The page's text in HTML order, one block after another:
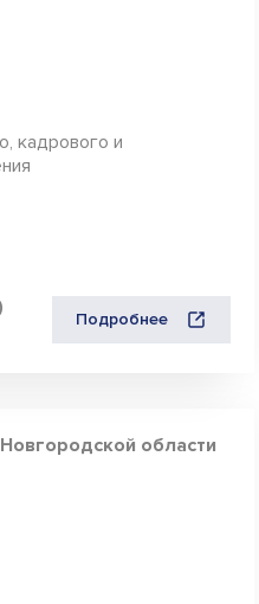
кадрового и
Подробнее
области